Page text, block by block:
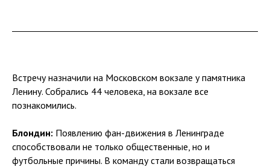
Встречу назначили на Московском вокзале у памятника
Ленину. Собрались 44 человека, на вокзале все
познакомились.
Блондин: Появлению фан-движения в Ленинграде
способствовали не только общественные, но и
футбольные причины. В команду стали возвращаться